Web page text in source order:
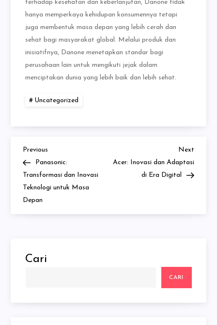
terhadap kesehatan dan keberlanjutan, Danone tidak
hanya memperkaya kehidupan konsumennya tetapi
juga membentuk masa depan yang lebih cerah dan
sehat bagi masyarakat global. Melalui produk dan
inisiatifnya, Danone menetapkan standar bagi
perusahaan lain untuk mengikuti jejak dalam
menciptakan dunia yang lebih baik dan lebih sehat.
Uncategorized
Navigasi
pos
Previous
Post
Previous
Panasonic:
Transformasi dan Inovasi
Teknologi untuk Masa
Depan
Next
Post
Next
Acer: Inovasi dan Adaptasi
di Era Digital
Cari
CARI